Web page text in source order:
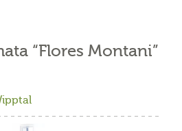
“Flores Montani”